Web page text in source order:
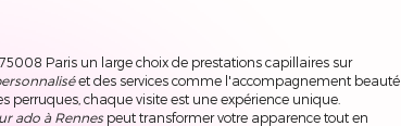
Paris un large choix de prestations capillaires sur
et des services comme l'accompagnement beauté
chaque visite est une expérience unique.
ado à Rennespeut transformer votre apparence tout en